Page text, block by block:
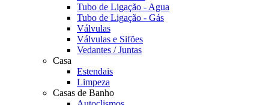
Tubo de Ligação - Agua
Tubo de Ligação - Gás
Válvulas
Válvulas e Sifões
Vedantes / Juntas
Casa
Estendais
Limpeza
Casas de Banho